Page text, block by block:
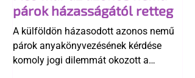
párok házasságától retteg
A külföldön házasodott azonos nemű
párok anyakönyvezésének kérdése
komoly jogi dilemmát okozott a